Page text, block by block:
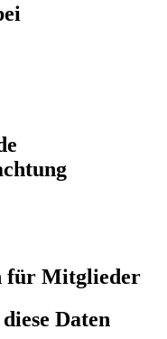
für Mitglieder
Daten